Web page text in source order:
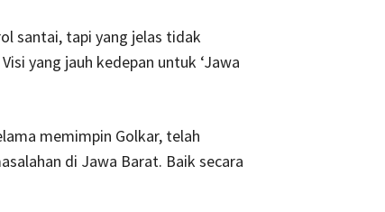
santai, tapi yang jelas tidak
yang jauh kedepan untuk ‘Jawa
memimpin Golkar, telah
di Jawa Barat. Baik secara